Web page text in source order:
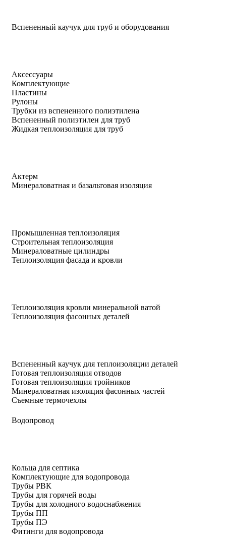
Вспененный каучук для труб и оборудования
Аксессуары
Комплектующие
Пластины
Рулоны
Трубки из вспененного полиэтилена
Вспененный полиэтилен для труб
Жидкая теплоизоляция для труб
Актерм
Минераловатная и базальтовая изоляция
Промышленная теплоизоляция
Строительная теплоизоляция
Минераловатные цилиндры
Теплоизоляция фасада и кровли
Теплоизоляция кровли минеральной ватой
Теплоизоляция фасонных деталей
Вспененный каучук для теплоизоляции деталей
Готовая теплоизоляция отводов
Готовая теплоизоляция тройников
Минераловатная изоляция фасонных частей
Съемные термочехлы
Водопровод
Кольца для септика
Комплектующие для водопровода
Трубы РВК
Трубы для горячей воды
Трубы для холодного водоснабжения
Трубы ПП
Трубы ПЭ
Фитинги для водопровода